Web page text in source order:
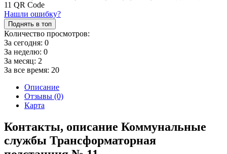
Нашли ошибку?
Поднять в топ
Количество просмотров:
За сегодня: 0
За неделю: 0
За месяц: 2
За все время: 20
Описание
Отзывы (0)
Карта
Контакты, описание Коммунальные
службы Трансформаторная